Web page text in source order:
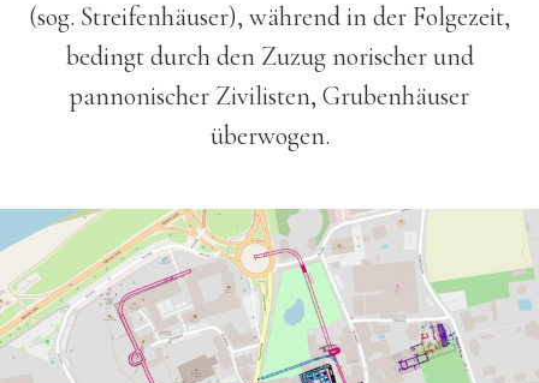
(sog. Streifenhäuser), während in der Folge­zeit,
bedingt durch den Zuzug norischer und
pannonischer Zivilisten, Gruben­häuser
überwogen.